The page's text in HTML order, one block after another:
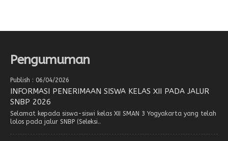
Pengumuman
Publish : 06/04/2026
INFORMASI PENERIMAAN SISWA KELAS XII PADA JALUR
SNBP 2026
Selamat kepada siswa-siswi kelas XII SMAN 3 Yogyakarta yang telah
lolos pada jalur SNBP (Seleksi..